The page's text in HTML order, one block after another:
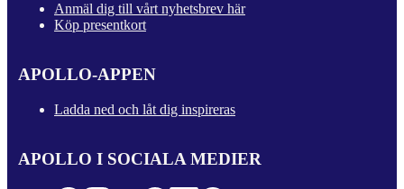
Anmäl dig till vårt nyhetsbrev här
Köp presentkort
APOLLO-APPEN
Ladda ned och låt dig inspireras
APOLLO I SOCIALA MEDIER